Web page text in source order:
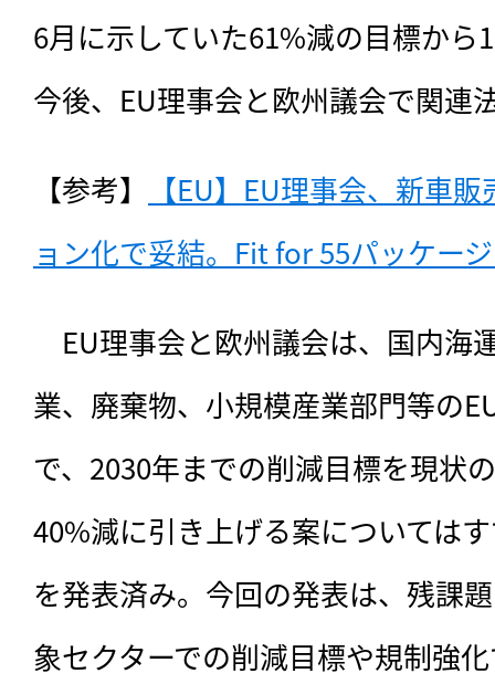
6月に示していた61%減の目標から
今後、EU理事会と欧州議会で関連
【参考】
【EU】EU理事会、新車
ョン化で妥結。Fit for 55パッケー
EU理事会と欧州議会は、 国内海
業、廃棄物、小規模産業部門等の
で、2030年までの削減目標を現状
40%減に引き上げる案については
を発表済み。今回の発表は、残課
象セクターでの削減目標や規制強